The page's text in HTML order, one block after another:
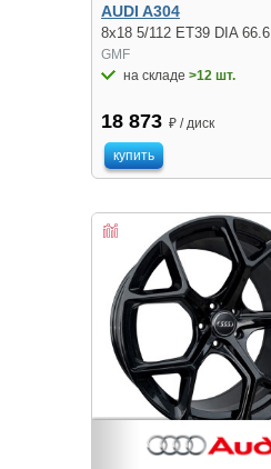
AUDI A304
8x18 5/112 ET39 DIA 66.6
GMF
на складе >12 шт.
18 873 ₽ / диск
купить